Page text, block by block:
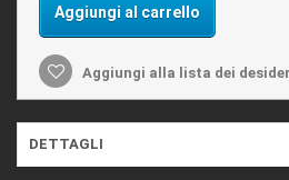
Aggiungi al carrello
Aggiungi alla lista dei
DETTAGLI